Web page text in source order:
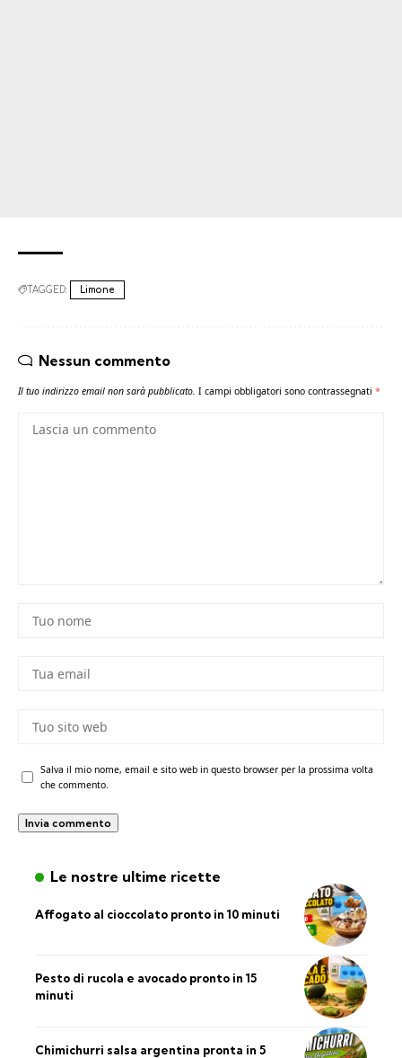
TAGGED: Limone
Nessun commento
Il tuo indirizzo email non sarà pubblicato. I campi obbligatori sono contrassegnati *
Salva il mio nome, email e sito web in questo browser per la prossima volta
che commento.
Le nostre ultime ricette
Affogato al cioccolato pronto in 10 minuti
Pesto di rucola e avocado pronto in 15
minuti
Chimichurri salsa argentina pronta in 5